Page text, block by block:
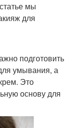
мы
для
подготовить
умывания, а
Это
основу для